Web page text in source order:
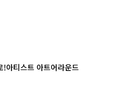
!아티스트 아트어라운드